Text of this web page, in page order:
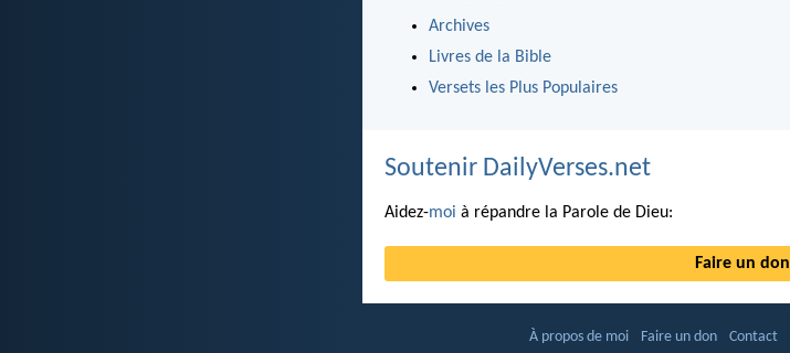
Archives
Livres de la Bible
Versets les Plus Populaires
Soutenir DailyVerses.net
Aidez-moi à répandre la Parole de Dieu:
Faire un don
À propos de moi Faire un don Contact